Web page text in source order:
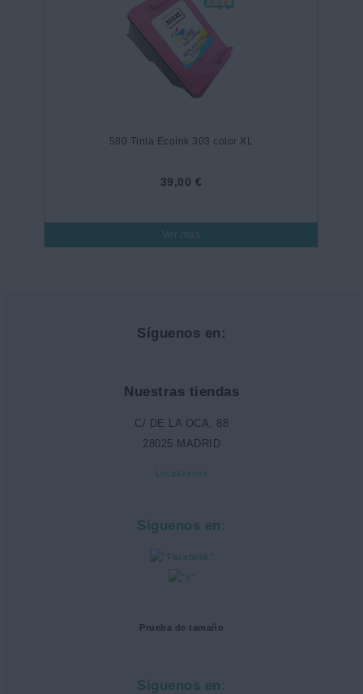
580 Tinta EcoInk 303 color XL
39,00 €
Ver más
Síguenos en:
Nuestras tiendas
C/ DE LA OCA, 88
28025 MADRID
Localízanos
Síguenos en:
Prueba de tamaño
Síguenos en: